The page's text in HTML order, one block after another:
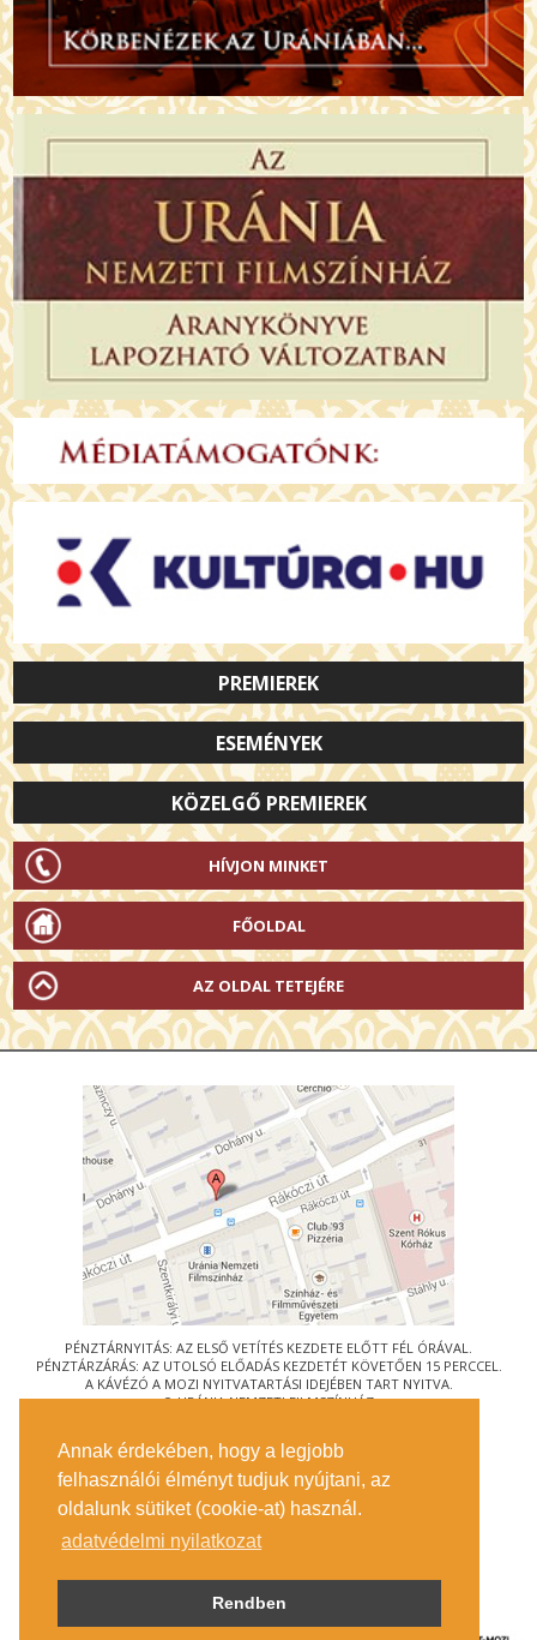
Annak érdekében, hogy a legjobb
felhasználói élményt tudjuk nyújtani, az
oldalunk sütiket (cookie-at) használ.
adatvédelmi nyilatkozat
Rendben
PREMIEREK
ESEMÉNYEK
KÖZELGŐ PREMIEREK
HÍVJON MINKET
FŐOLDAL
AZ OLDAL TETEJÉRE
PÉNZTÁRNYITÁS: AZ ELSŐ VETÍTÉS KEZDETE ELŐTT FÉL ÓRÁVAL.
PÉNZTÁRZÁRÁS: AZ UTOLSÓ ELŐADÁS KEZDETÉT KÖVETŐEN 15 PERCCEL.
A KÁVÉZÓ A MOZI NYITVATARTÁSI IDEJÉBEN TART NYITVA.
© URÁNIA NEMZETI FILMSZÍNHÁZ
1088 BUDAPEST, RÁKÓCZI ÚT 21.
MEGKÖZELÍTÉS
JEGYINFORMÁCIÓ
ÍRJON NEKÜNK!
KÖZÉRDEKŰ ADATOK